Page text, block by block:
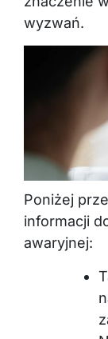
wyzwań.
Poniżej
informacji
awaryjnej: